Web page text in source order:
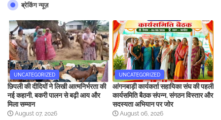
ब्रेकिंग न्यूज़
UNCATEGORIZED
छिपली की दीदियों ने लिखी आत्मनिर्भरता की
नई कहानी, बकरी पालन से बढ़ी आय और
मिला सम्मान
August 07, 2026
UNCATEGORIZED
आंगनबाड़ी कार्यकर्ता सहायिका संघ की पहली
कार्यसमिति बैठक संपन्न, संगठन विस्तार और
सदस्यता अभियान पर जोर
August 06, 2026